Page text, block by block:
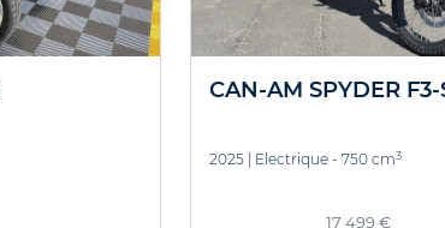
CAN-AM SPYDER F3-
2025 Electrique - 750 cm3
17 499 €